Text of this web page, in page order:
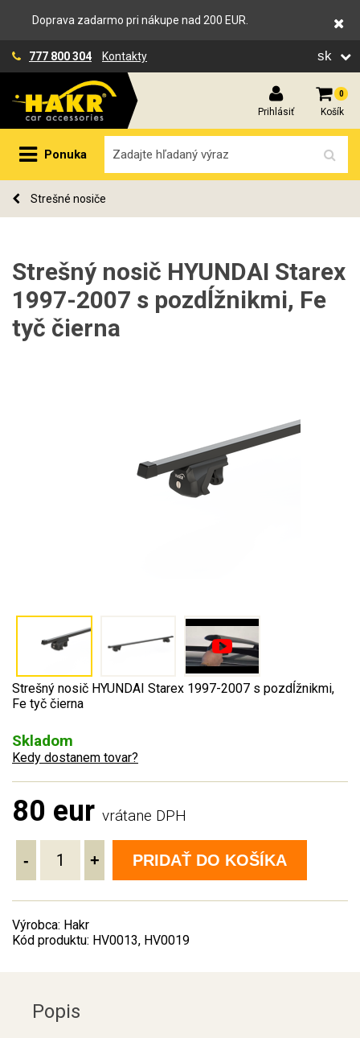
Doprava zadarmo pri nákupe nad 200 EUR.
777 800 304 Kontakty sk
Prihlásiť
0
Košík
Ponuka
Strešné nosiče
Strešný nosič HYUNDAI Starex
1997-2007 s pozdĺžnikmi, Fe
tyč čierna
Strešný nosič HYUNDAI Starex 1997-2007 s pozdĺžnikmi,
Fe tyč čierna
Skladom
Kedy dostanem tovar?
80 eur vrátane DPH
- + PRIDAŤ DO KOŠÍKA
Výrobca: Hakr
Kód produktu: HV0013, HV0019
Popis